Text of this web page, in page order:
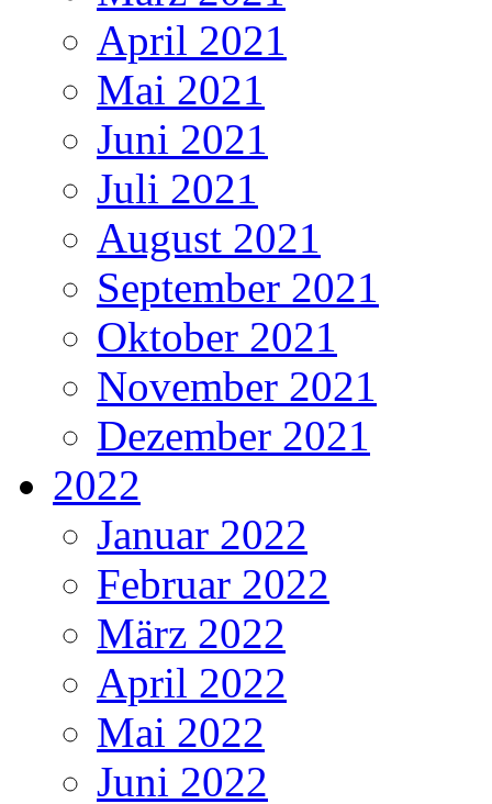
April 2021
Mai 2021
Juni 2021
Juli 2021
August 2021
September 2021
Oktober 2021
November 2021
Dezember 2021
2022
Januar 2022
Februar 2022
März 2022
April 2022
Mai 2022
Juni 2022